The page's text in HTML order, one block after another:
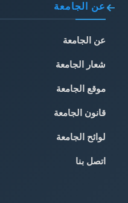
عن الجامعة
عن الجامعة
شعار الجامعة
موقع الجامعة
قانون الجامعة
لوائح الجامعة
اتصل بنا